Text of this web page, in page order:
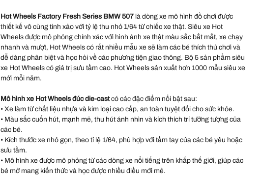
Hot Wheels Factory Fresh Series BMW 507 là dòng xe mô hình đồ chơi được
thiết kế vô cùng tinh xảo với tỷ lệ thu nhỏ 1/64 từ chiếc xe thật. Siêu xe Hot
Wheels được mô phỏng chính xác với hình ảnh xe thật màu sắc bắt mắt, xe chạy
nhanh và mượt, Hot Wheels có rất nhiều mẫu xe sẽ làm các bé thích thú chơi và
dễ dàng phân biệt và học hỏi về các phương tiện giao thông. Bộ 5 sản phẩm siêu
xe Hot Wheels có giá trị sưu tầm cao. Hot Wheels sản xuất hơn 1000 mẫu siêu xe
mới mỗi năm.
Mô hình xe Hot Wheels đúc die-castcó các đặc điểm nổi bật sau:
• Xe làm từ chất liệu nhựa và kim loại cao cấp, an toàn tuyệt đối cho sức khỏe.
• Màu sắc cuốn hút, mạnh mẽ, thu hút ánh nhìn và kích thích trí tưởng tượng của
các bé.
• Kích thước xe nhỏ gọn, theo tỉ lệ 1/64, phù hợp với tầm tay của các bé yêu hoặc
sưu tầm.
• Mô hình xe được mô phỏng từ các dòng xe nổi tiếng trên khắp thế giới, giúp các
bé mở mang kiến thức và học được nhiều điều mới mẻ.